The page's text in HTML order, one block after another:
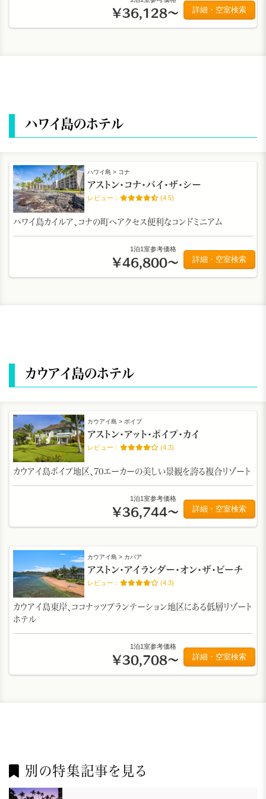
￥36,128～ 詳細・空室検索
ハワイ島のホテル
ハワイ島 > コナ
アストン・コナ・バイ・ザ・シー
(4.5)
ハワイ島カイルア、コナの町へアクセス便利なコンドミニアム
1泊1室参考価格
￥46,800～ 詳細・空室検索
カウアイ島のホテル
カウアイ島 > ポイプ
アストン・アット・ポイプ・カイ
(4.3)
カウアイ島ポイプ地区、70エーカーの美しい景観を誇る複合リゾート
1泊1室参考価格
￥36,744～ 詳細・空室検索
カウアイ島 > カパア
アストン・アイランダー・オン・ザ・ビーチ
(4.3)
カウアイ島東岸、ココナッツプランテーション地区にある低層リゾート
ホテル
1泊1室参考価格
￥30,708～ 詳細・空室検索
別の特集記事を見る